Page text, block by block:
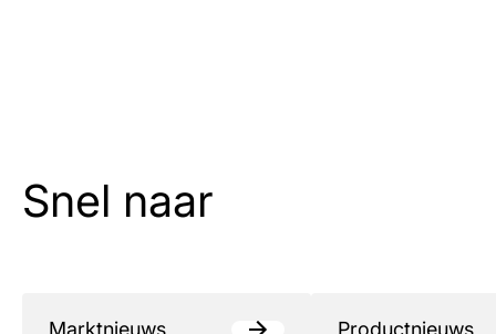
Snel naar
Marktnieuws Productnieuws